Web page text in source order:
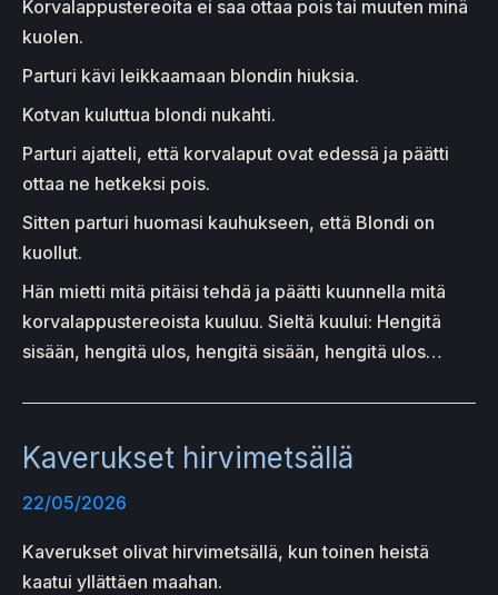
Korvalappustereoita ei saa ottaa pois tai muuten minä
kuolen.
Parturi kävi leikkaamaan blondin hiuksia.
Kotvan kuluttua blondi nukahti.
Parturi ajatteli, että korvalaput ovat edessä ja päätti
ottaa ne hetkeksi pois.
Sitten parturi huomasi kauhukseen, että Blondi on
kuollut.
Hän mietti mitä pitäisi tehdä ja päätti kuunnella mitä
korvalappustereoista kuuluu. Sieltä kuului: Hengitä
sisään, hengitä ulos, hengitä sisään, hengitä ulos…
Kaverukset hirvimetsällä
22/05/2026
Kaverukset olivat hirvimetsällä, kun toinen heistä
kaatui yllättäen maahan.